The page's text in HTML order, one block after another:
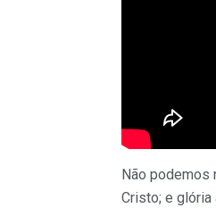
Não podemos
Cristo; e glória